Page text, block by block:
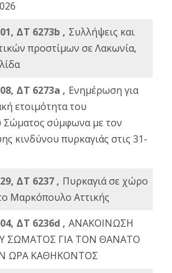
ΔΤ 6273b , Συλλήψεις και
προστίμων σε Λακωνία,
ΔΤ 6273a , Ενημέρωση για
ετοιμότητα του
Σώματος σύμφωνα με τον
κινδύνου πυρκαγιάς στις 31-
ΔΤ 6237 , Πυρκαγιά σε χώρο
Μαρκόπουλο Αττικής
ΔΤ 6236d , ΑΝΑΚΟΙΝΩΣΗ
ΣΩΜΑΤΟΣ ΓΙΑ ΤΟΝ ΘΑΝΑΤΟ
ΩΡΑ ΚΑΘΗΚΟΝΤΟΣ